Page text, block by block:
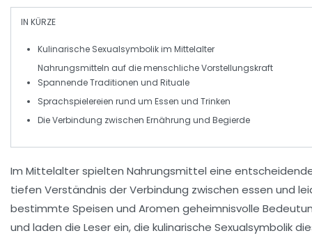
IN KÜRZE
Kulinarische Sexualsymbolikim Mittelalter
Nahrungsmitteln auf die menschliche Vorstellungskraft
SpannendeTraditionen und Rituale
Sprachspielereien rund um Essen und Trinken
Die Verbindung zwischen Ernährung und Begierde
Im Mittelalter spielten Nahrungsmittel eine
tiefen Verständnis der Verbindung zwischen essen und
bestimmte Speisen und Aromen geheimnisvolle
und laden die Leser ein, die kulinarische Sexualsymbolik